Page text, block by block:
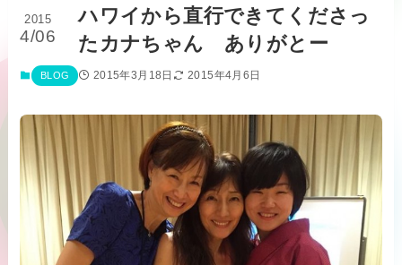
ハワイから直行できてくださっ
たカナちゃん ありがとー
2015
4/06
BLOG 2015年3月18日 2015年4月6日